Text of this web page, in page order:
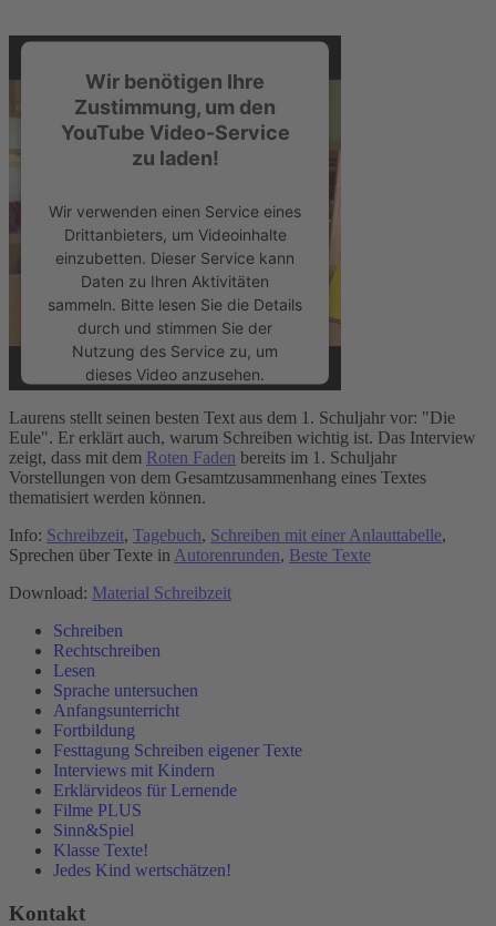
Wir benötigen Ihre
Zustimmung, um den
YouTube Video-Service
zu laden!
Wir verwenden einen Service eines
Drittanbieters, um Videoinhalte
einzubetten. Dieser Service kann
Daten zu Ihren Aktivitäten
sammeln. Bitte lesen Sie die Details
durch und stimmen Sie der
Nutzung des Service zu, um
dieses Video anzusehen.
Mehr Informationen
Akzeptieren
powered byUsercentrics Consent
Management Platform&eRecht24
Laurens stellt seinen besten Text aus dem 1. Schuljahr vor: "Die
Eule". Er erklärt auch, warum Schreiben wichtig ist. Das Interview
zeigt, dass mit dem Roten Faden bereits im 1. Schuljahr
Vorstellungen von dem Gesamtzusammenhang eines Textes
thematisiert werden können.
Info: Schreibzeit, Tagebuch, Schreiben mit einer Anlauttabelle,
Sprechen über Texte in Autorenrunden, Beste Texte
Download: Material Schreibzeit
Schreiben
Rechtschreiben
Lesen
Sprache untersuchen
Anfangsunterricht
Fortbildung
Festtagung Schreiben eigener Texte
Interviews mit Kindern
Erklärvideos für Lernende
Filme PLUS
Sinn&Spiel
Klasse Texte!
Jedes Kind wertschätzen!
Kontakt